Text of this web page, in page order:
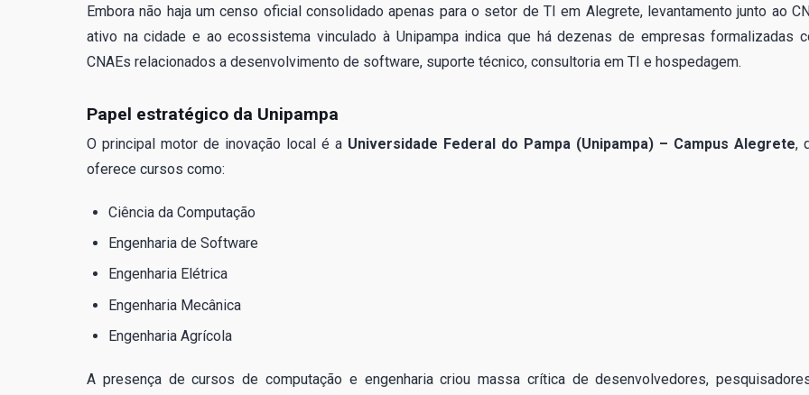
Embora não haja um censo oficial consolidado apenas para o setor de TI em Alegrete, levantamento junto ao
ativo na cidade e ao ecossistema vinculado à Unipampa indica que há dezenas de empresas formalizadas
CNAEs relacionados a desenvolvimento de software, suporte técnico, consultoria em TI e hospedagem.
Papel estratégico da Unipampa
O principal motor de inovação local é a Universidade Federal do Pampa (Unipampa) – Campus Alegrete,
oferece cursos como:
Ciência da Computação
Engenharia de Software
Engenharia Elétrica
Engenharia Mecânica
Engenharia Agrícola
A presença de cursos de computação e engenharia criou massa crítica de desenvolvedores,